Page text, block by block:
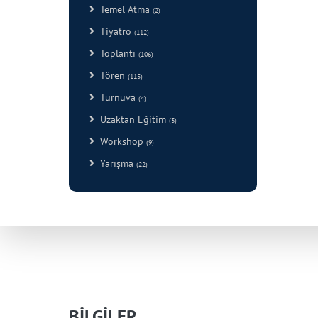
Temel Atma (2)
Tiyatro (112)
Toplantı (106)
Tören (115)
Turnuva (4)
Uzaktan Eğitim (3)
Workshop (9)
Yarışma (22)